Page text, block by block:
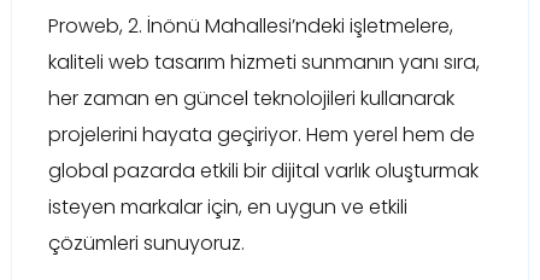
Proweb, 2. İnönü Mahallesi’ndeki işletmelere,
kaliteli web tasarım hizmeti sunmanın yanı sıra,
her zaman en güncel teknolojileri kullanarak
projelerini hayata geçiriyor. Hem yerel hem de
global pazarda etkili bir dijital varlık oluşturmak
isteyen markalar için, en uygun ve etkili
çözümleri sunuyoruz.